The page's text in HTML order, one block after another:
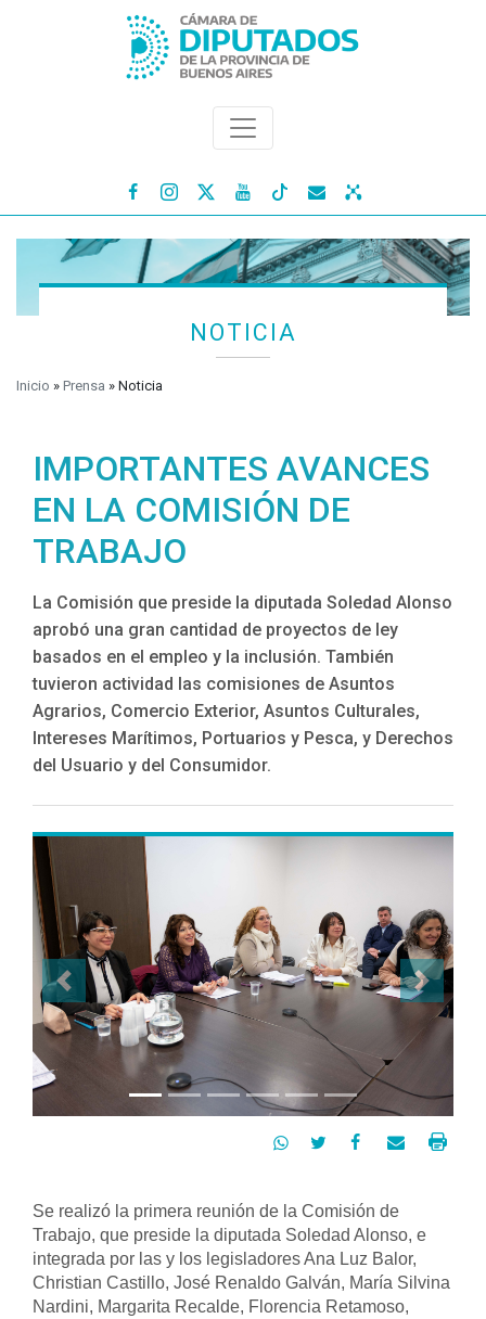
   
NOTICIA
Inicio » Prensa » Noticia
IMPORTANTES AVANCES
EN LA COMISIÓN DE
TRABAJO
La Comisión que preside la diputada Soledad Alonso
aprobó una gran cantidad de proyectos de ley
basados en el empleo y la inclusión. También
tuvieron actividad las comisiones de Asuntos
Agrarios, Comercio Exterior, Asuntos Culturales,
Intereses Marítimos, Portuarios y Pesca, y Derechos
del Usuario y del Consumidor.
Previous Next
   
Se realizó la primera reunión de la Comisión de
Trabajo, que preside la diputada Soledad Alonso, e
integrada por las y los legisladores Ana Luz Balor,
Christian Castillo, José Renaldo Galván, María Silvina
Nardini, Margarita Recalde, Florencia Retamoso,